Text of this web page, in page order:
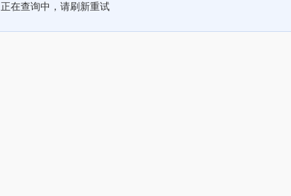
正在查询中，请刷新重试